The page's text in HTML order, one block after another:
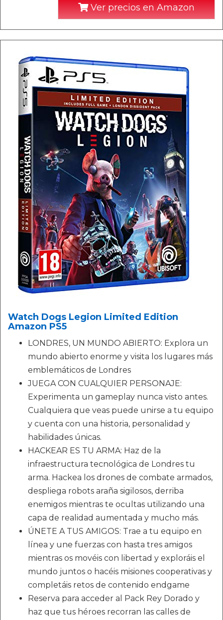
Ver precios en Amazon
Watch Dogs Legion Limited Edition
Amazon PS5
LONDRES, UN MUNDO ABIERTO: Explora un
mundo abierto enorme y visita los lugares más
emblemáticos de Londres
JUEGA CON CUALQUIER PERSONAJE:
Experimenta un gameplay nunca visto antes.
Cualquiera que veas puede unirse a tu equipo
y cuenta con una historia, personalidad y
habilidades únicas.
HACKEAR ES TU ARMA: Haz de la
infraestructura tecnológica de Londres tu
arma. Hackea los drones de combate armados,
despliega robots araña sigilosos, derriba
enemigos mientras te ocultas utilizando una
capa de realidad aumentada y mucho más.
ÚNETE A TUS AMIGOS: Trae a tu equipo en
línea y une fuerzas con hasta tres amigos
mientras os movéis con libertad y exploráis el
mundo juntos o hacéis misiones cooperativas y
completáis retos de contenido endgame
Reserva para acceder al Pack Rey Dorado y
haz que tus héroes recorran las calles de